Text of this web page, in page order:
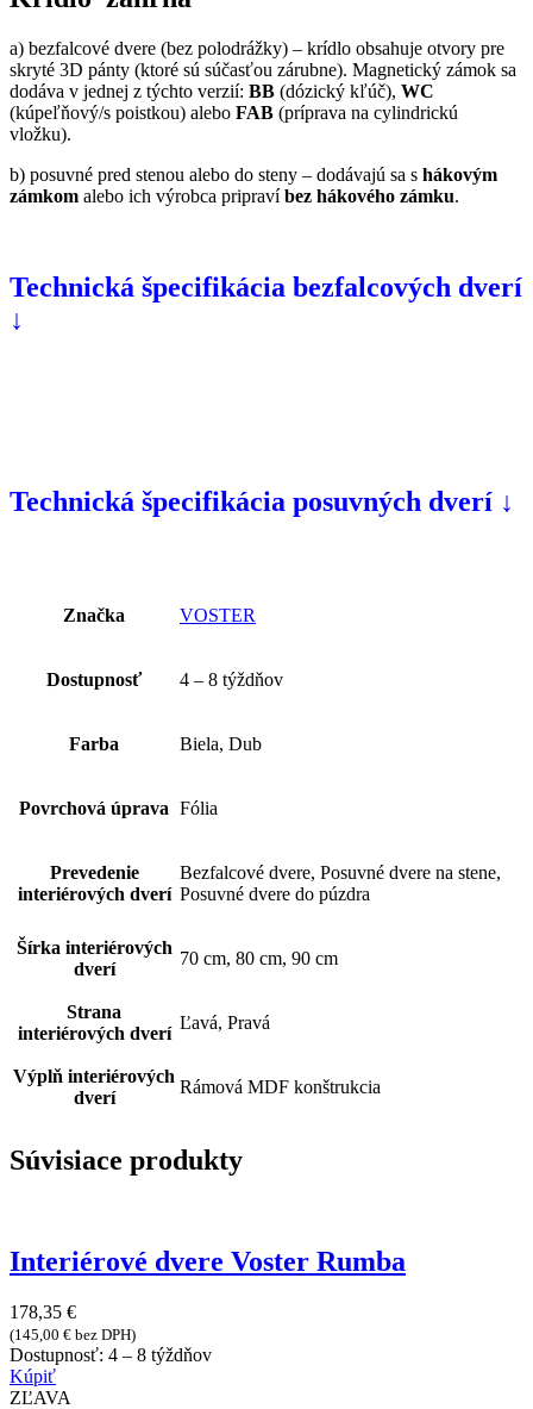
a) bezfalcové dvere (bez polodrážky) – krídlo obsahuje otvory pre
skryté 3D pánty (ktoré sú súčasťou zárubne). Magnetický zámok sa
dodáva v jednej z týchto verzií: BB (dózický kľúč), WC
(kúpeľňový/s poistkou) alebo FAB (príprava na cylindrickú
vložku).
b) posuvné pred stenou alebo do steny – dodávajú sa s hákovým
zámkom alebo ich výrobca pripravíbez hákového zámku.
Technická špecifikácia bezfalcových dverí
↓
Technická špecifikácia posuvných dverí ↓
Značka VOSTER
Dostupnosť 4 – 8 týždňov
Farba Biela, Dub
Povrchová úprava Fólia
Prevedenie
interiérových dverí
Bezfalcové dvere, Posuvné dvere na stene,
Posuvné dvere do púzdra
Šírka interiérových
dverí
70 cm, 80 cm, 90 cm
Strana
interiérových dverí
Ľavá, Pravá
Výplň interiérových
dverí
Rámová MDF konštrukcia
Súvisiace produkty
Interiérové dvere Voster Rumba
178,35 €
(145,00 € bez DPH)
Dostupnosť: 4 – 8 týždňov
Kúpiť
ZĽAVA